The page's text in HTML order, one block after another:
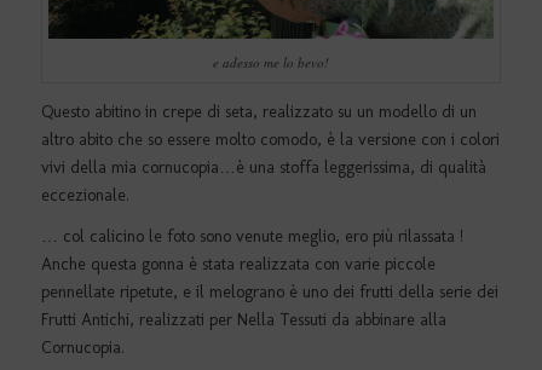
e adesso me lo bevo!
Questo abitino in crepe di seta, realizzato su un modello di un
altro abito che so essere molto comodo, è la versione con i colori
vivi della mia cornucopia…è una stoffa leggerissima, di qualità
eccezionale.
… col calicino le foto sono venute meglio, ero più rilassata !
Anche questa gonna è stata realizzata con varie piccole
pennellate ripetute, e il melograno è uno dei frutti della serie dei
Frutti Antichi, realizzati per Nella Tessuti da abbinare alla
Cornucopia.